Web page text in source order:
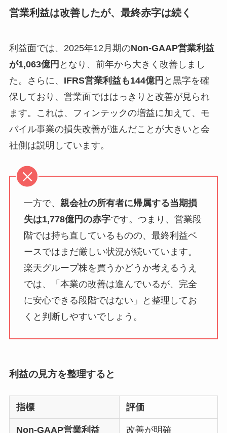
営業利益は改善したが、最終赤字は続く
利益面では、2025年12月期のNon-GAAP営業利益
が1,063億円 となり、前年から大きく改善しまし
た。さらに、 IFRS営業利益も144億円 と黒字を確
保しており、営業面でははっきりと改善が見られ
ます。これは、フィンテックの増益に加えて、モ
バイル事業の損失改善が進んだことが大きいと会
社側は説明しています。
一方で、 親会社の所有者に帰属する当期損
失は1,778億円の赤字です。つまり、営業段
階では持ち直しているものの、最終利益ベ
ースではまだ厳しい状況が続いています。
楽天グループ株を買うかどうか考えるうえ
では、「本業の改善は進んでいるが、完全
に安心できる段階ではない」と整理してお
くと判断しやすいでしょう。
利益の見方を整理すると
指標 評価
Non-GAAP営業利益 改善が明確